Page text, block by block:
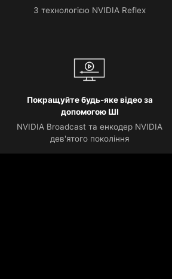
З технологією NVIDIA Reflex
Покращуйте будь-яке відео за
допомогою ШІ
NVIDIA Broadcast та енкодер NVIDIA
дев'ятого покоління